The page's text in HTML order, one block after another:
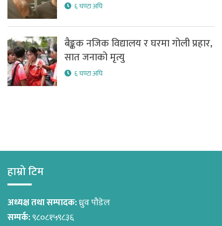
६ घण्टा अघि
बैङ्कक नजिक विद्यालय र घरमा गोली प्रहार,
सात जनाको मृत्यु
६ घण्टा अघि
हाम्रो टिम
अध्यक्ष तथा सम्पादक:ध्रुव पौडेल
सम्पर्क:९८०८१५९८३६